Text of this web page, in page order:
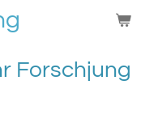
Forschjung